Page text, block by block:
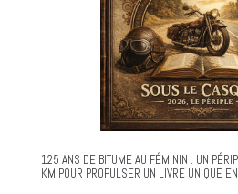
125 ANS DE BITUME AU FÉMININ : UN
KM POUR PROPULSER UN LIVRE UNIQUE